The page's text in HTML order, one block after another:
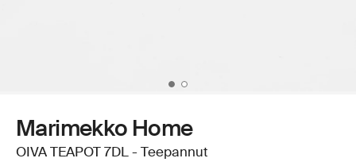
Marimekko Home
OIVA TEAPOT 7DL - Teepannut